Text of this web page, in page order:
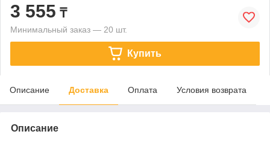
3 555 ₸
Минимальный заказ — 20 шт.
Купить
Описание Доставка Оплата Условия возврата
Описание